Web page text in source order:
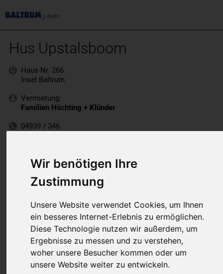
Wir benötigen Ihre
Zustimmung
Unsere Website verwendet Cookies, um Ihnen
ein besseres Internet-Erlebnis zu ermöglichen.
Diese Technologie nutzen wir außerdem, um
Ergebnisse zu messen und zu verstehen,
woher unsere Besucher kommen oder um
unsere Website weiter zu entwickeln.
Hus Upstalsboom
Haus Nr. 266
Insel Baltrum
Vermietung:
Familien Hüchting + Klünder
04939 / 346